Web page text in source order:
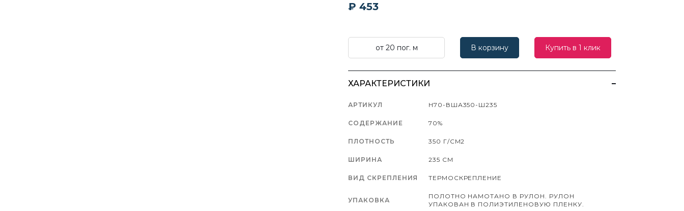
₽ 453
от 20 пог. м В корзину Купить в 1 клик
ХАРАКТЕРИСТИКИ
АРТИКУЛ Н70-ВША350-Ш235
СОДЕРЖАНИЕ 70%
ПЛОТНОСТЬ 350 Г/СМ2
ШИРИНА 235 СМ
ВИД СКРЕПЛЕНИЯ ТЕРМОСКРЕПЛЕНИЕ
УПАКОВКА
ПОЛОТНО НАМОТАНО В РУЛОН. РУЛОН
УПАКОВАН В ПОЛИЭТИЛЕНОВУЮ ПЛЕНКУ.